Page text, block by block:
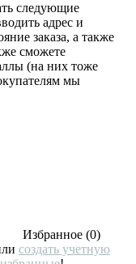
следующие
адрес и
заказа, а также
сможете
(на них тоже
мы
Избранное (0)
создать учетную